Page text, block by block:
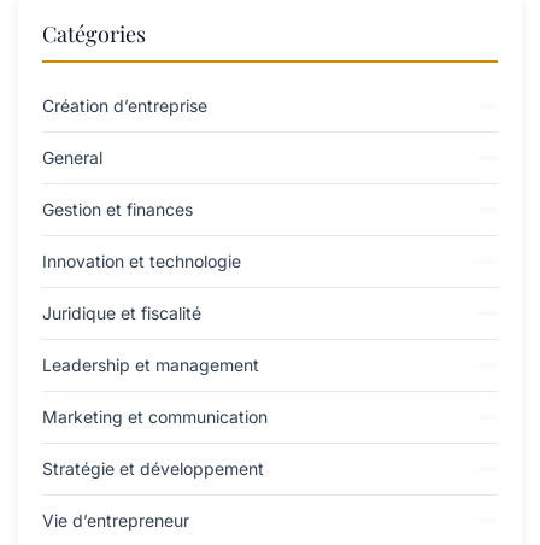
Catégories
Création d’entreprise
General
Gestion et finances
Innovation et technologie
Juridique et fiscalité
Leadership et management
Marketing et communication
Stratégie et développement
Vie d’entrepreneur